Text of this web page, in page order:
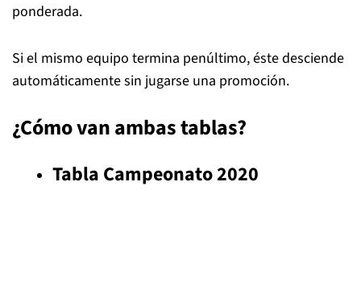
ponderada.
Si el mismo equipo termina penúltimo, éste desciende
automáticamente sin jugarse una promoción.
¿Cómo van ambas tablas?
Tabla Campeonato 2020